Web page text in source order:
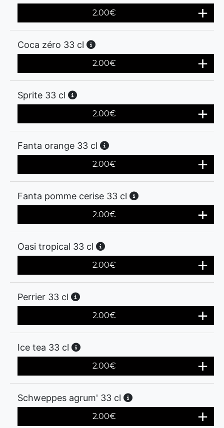
2.00€
Coca zéro 33 cl
2.00€
Sprite 33 cl
2.00€
Fanta orange 33 cl
2.00€
Fanta pomme cerise 33 cl
2.00€
Oasi tropical 33 cl
2.00€
Perrier 33 cl
2.00€
Ice tea 33 cl
2.00€
Schweppes agrum' 33 cl
2.00€